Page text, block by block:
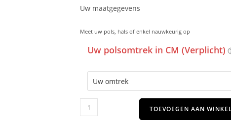
Uw maatgegevens
Meet uw pols, hals of enkel nauwkeurig op
Uw polsomtrek in CM (Verplicht)
TOEVOEGEN AAN